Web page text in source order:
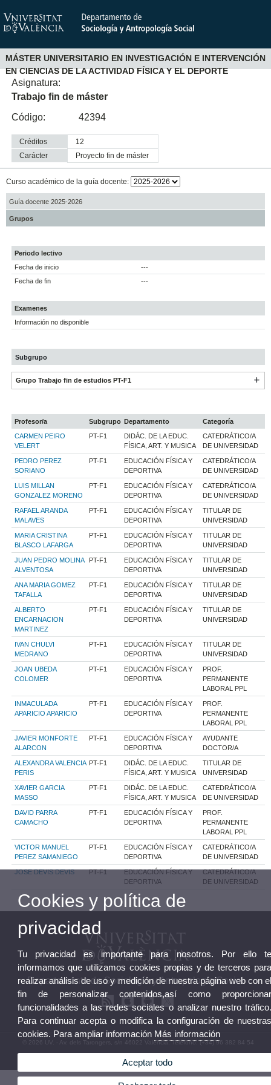
MÁSTER UNIVERSITARIO EN INVESTIGACIÓN E INTERVENCIÓN
EN CIENCIAS DE LA ACTIVIDAD FÍSICA Y EL DEPORTE
Asignatura:
Trabajo fin de máster
Código:
42394
Créditos
12
Carácter
proyecto fin de máster
Curso académico de la guía docente:
Guía docente 2025-2026
Grupos
Periodo lectivo
Fecha de inicio
---
Fecha de fin
---
Examenes
Información no disponible
Subgrupo
Grupo Trabajo fin de estudios PT-F1
Profesor/a Subgrupo Departamento
Categoría
CARMEN PEIRO
VELERT
PT-F1
DIDÁC. DE LA EDUC.
FÍSICA, ART. Y MUSICA
CATEDRÁTICO/A
DE UNIVERSIDAD
PEDRO PEREZ
SORIANO
PT-F1
EDUCACIÓN FÍSICA Y
DEPORTIVA
CATEDRÁTICO/A
DE UNIVERSIDAD
LUIS MILLAN
GONZALEZ MORENO
PT-F1
EDUCACIÓN FÍSICA Y
DEPORTIVA
CATEDRÁTICO/A
DE UNIVERSIDAD
RAFAEL ARANDA
MALAVES
PT-F1
EDUCACIÓN FÍSICA Y
DEPORTIVA
TITULAR DE
UNIVERSIDAD
MARIA CRISTINA
BLASCO LAFARGA
PT-F1
EDUCACIÓN FÍSICA Y
DEPORTIVA
TITULAR DE
UNIVERSIDAD
JUAN PEDRO MOLINA
ALVENTOSA
PT-F1
EDUCACIÓN FÍSICA Y
DEPORTIVA
TITULAR DE
UNIVERSIDAD
ANA MARIA GOMEZ
TAFALLA
PT-F1
EDUCACIÓN FÍSICA Y
DEPORTIVA
TITULAR DE
UNIVERSIDAD
ALBERTO
ENCARNACION
MARTINEZ
PT-F1
EDUCACIÓN FÍSICA Y
DEPORTIVA
TITULAR DE
UNIVERSIDAD
IVAN CHULVI
MEDRANO
PT-F1
EDUCACIÓN FÍSICA Y
DEPORTIVA
TITULAR DE
UNIVERSIDAD
JOAN UBEDA
COLOMER
PT-F1
EDUCACIÓN FÍSICA Y
DEPORTIVA
PROF.
PERMANENTE
LABORAL PPL
INMACULADA
APARICIO APARICIO
PT-F1
EDUCACIÓN FÍSICA Y
DEPORTIVA
PROF.
PERMANENTE
LABORAL PPL
JAVIER MONFORTE
ALARCON
PT-F1
EDUCACIÓN FÍSICA Y
DEPORTIVA
AYUDANTE
DOCTOR/A
ALEXANDRA VALENCIA
PERIS
PT-F1
DIDÁC. DE LA EDUC.
FÍSICA, ART. Y MUSICA
TITULAR DE
UNIVERSIDAD
XAVIER GARCIA
MASSO
PT-F1
DIDÁC. DE LA EDUC.
FÍSICA, ART. Y MUSICA
CATEDRÁTICO/A
DE UNIVERSIDAD
DAVID PARRA
CAMACHO
PT-F1
EDUCACIÓN FÍSICA Y
DEPORTIVA
PROF.
PERMANENTE
LABORAL PPL
VICTOR MANUEL
PEREZ SAMANIEGO
PT-F1
EDUCACIÓN FÍSICA Y
DEPORTIVA
CATEDRÁTICO/A
DE UNIVERSIDAD
JOSE DEVIS DEVIS PT-F1
EDUCACIÓN FÍSICA Y
DEPORTIVA
CATEDRÁTICO/A
DE UNIVERSIDAD
Departamento de Sociología y Antropología Social
© 2026 UV. - Av. dels Tarongers, s/n 46022 Valencia. Teléfono: (+34) 96 382 84 54
Departamento
Cookies y política de
privacidad
Tu privacidad es importante para nosotros. Por ello
informamos que utilizamos cookies propias y de terceros
realizar análisis de uso y medición de nuestra página web con
fin de personalizar contenidos,así como
funcionalidades a las redes sociales o analizar nuestro
Para continuar acepta o modifica la configuración de
cookies. Para ampliar información Más información
Aceptar todo